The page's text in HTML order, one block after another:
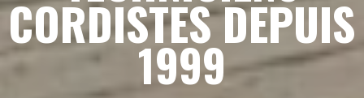
CORDISTES DEPUIS
1999